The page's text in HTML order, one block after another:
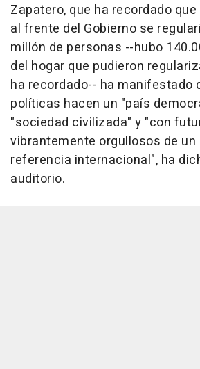
Zapatero, que ha recordado
al frente del Gobierno se
millón de personas --hubo
del hogar que pudieron
ha recordado-- ha manifestado
políticas hacen un "país
"sociedad civilizada" y "con
vibrantemente orgullosos de un
referencia internacional", ha
auditorio.